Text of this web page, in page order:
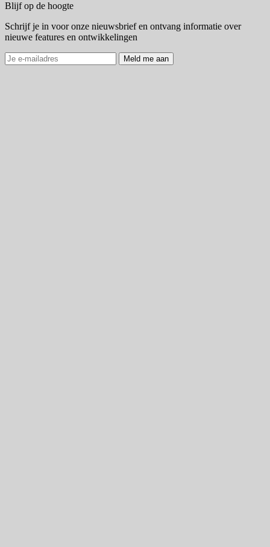
Blijf op de hoogte
Schrijf je in voor onze nieuwsbrief en ontvang informatie over
nieuwe features en ontwikkelingen
Meld me aan